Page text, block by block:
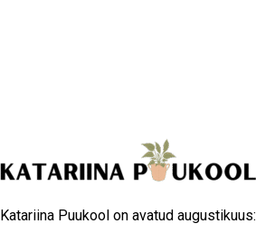
Katariina Puukool on avatud augustikuus: